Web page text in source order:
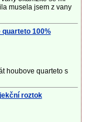
musela jsem z vany
quarteto 100%
houbove quarteto s
roztok